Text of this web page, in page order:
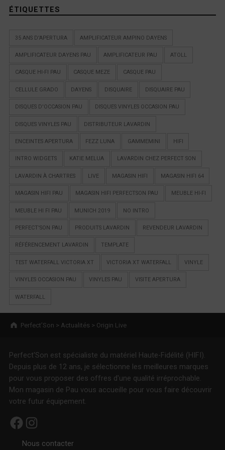
ÉTIQUETTES
35 ANS D'APERTURA AMPLIFICATEUR AMPINO DAYENS
AMPLIFICATEUR DAYENS PAU AMPLIFICATEUR PAU ATOLL
CASQUE HI-FI PAU CASQUE MEZE CASQUE PAU
CELLULE GRADO DAYENS DISQUAIRE DISQUAIRE PAU
DISQUES D'OCCASION PAU DISQUES VINYLES OCCASION PAU
DISQUES VINYLES PAU DISTRIBUTEUR LAVARDIN
ENCEINTES APERTURA FEZZ LUNA GAMMEMINI HIFI
INTRO WIDGETS KATIE MELUA LAVARDIN CHEZ PERFECT SON
LAVARDIN À CHARTRES LIVE MAGASIN HIFI MAGASIN HIFI 64
MAGASIN HIFI PAU MAGASIN HIFI PERFECTSON PAU MEUBLE HI-FI
MEUBLE HI FI PAU MUNICH 2019 NO INTRO
PERFECT'SON PAU PRODUITS LAVARDIN REVENDEUR LAVARDIN
RÉFÉRENCEMENT LAVARDIN TEMPLATE
TEST WATERFALL VICTORIA XT VICTORIA XT WATERFALL VINYLE
VINYLES OCCASION PAU VINYLES PAU VISITE APERTURA
WATERFALL
Breadcrumbs navigation
Perfect’Son > Actualités > Origin Live
Perfect'Son est spécialiste du matériel Haute-Fidélité (HIFI).
Depuis plus de 12 ans, je sélectionne les meilleures marques
pour vous proposer des offres d'une qualité irréprochable.
Mon magasin de Pau vous accueille pour vous faire découvrir
votre futur équipement.
Facebook Instagram
Nous contacter